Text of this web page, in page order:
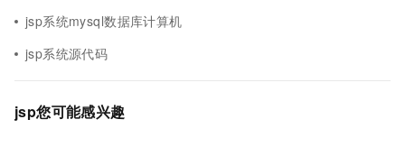
jsp系统mysql数据库计算机
jsp系统源代码
jsp您可能感兴趣